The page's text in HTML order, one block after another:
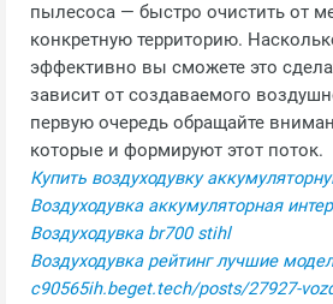
пылесоса — быстро очистить от
конкретную территорию.
эффективно вы сможете это
зависит от создаваемого
первую очередь обращайте
которые и формируют этот поток.
Купить воздуходувку
Воздуходувка аккумуляторная
Воздуходувка br700 stihl
Воздуходувка рейтинг лучшие
c90565ih.beget.tech/posts/27927-